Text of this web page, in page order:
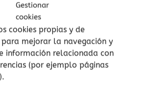
Gestionar
cookies
cookies propias y de
para mejorar la navegación y
información relacionada con
(por ejemplo páginas
a doble cara con partituras
de color, para poder
cada canción más
del xilófono: 22,5 x 17 x